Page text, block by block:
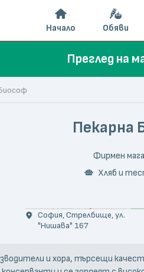
Преглед на
Пекарна
Фирмен
Хляб и
София, Стрелбище, ул.
"Нишава" 167
и хора, търсещи
Начало Обяви